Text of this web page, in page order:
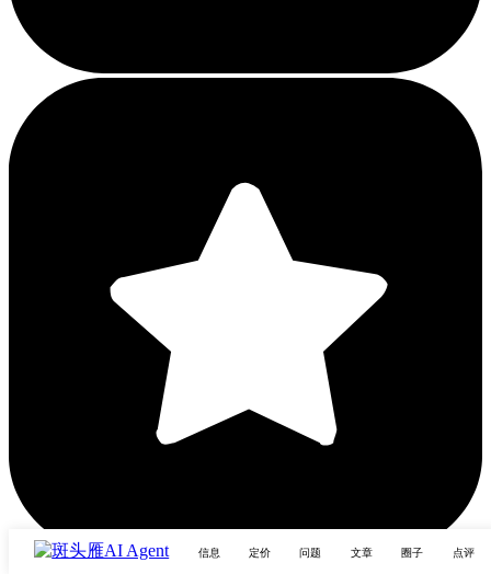
信息 定价 问题 文章 圈子 点评